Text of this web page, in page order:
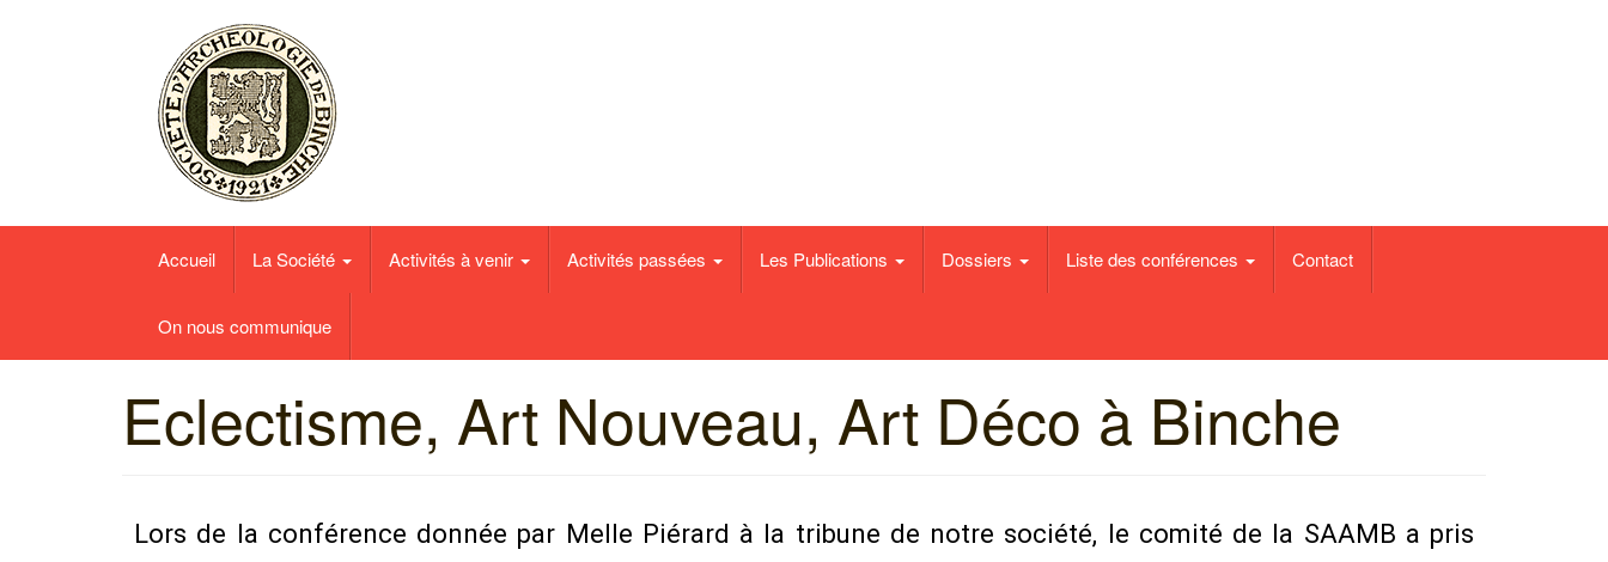
Société d'Archéologie et des Amis du Musée de Binche
Accueil La Société Activités à venir Activités passées Les Publications Dossiers Liste des conférences Contact
On nous communique
Eclectisme, Art Nouveau, Art Déco à Binche
Lors de la conférence donnée par Melle Piérard à la tribune de notre société, le comité de la SAAMB a pris